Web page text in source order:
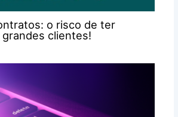
o risco de ter
clientes!